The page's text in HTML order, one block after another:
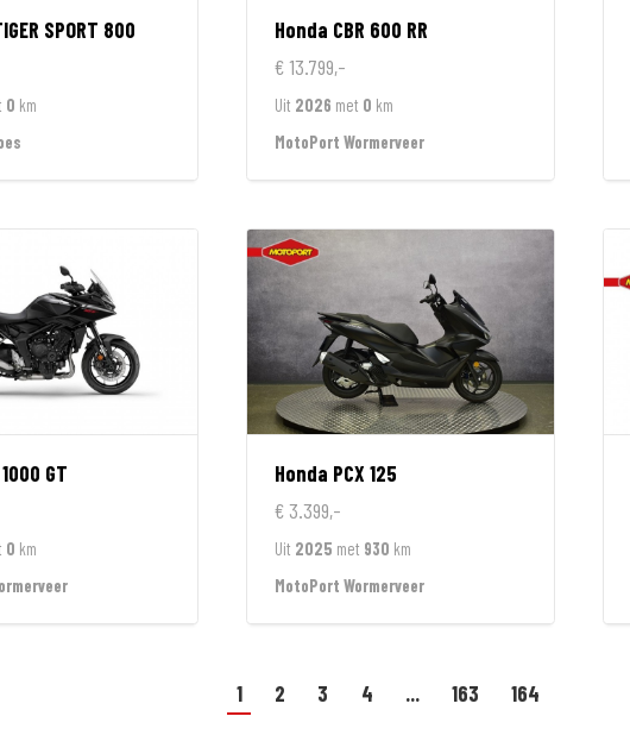
SPORT 800
0 km
Honda CBR 600 RR
€ 13.799,-
Uit 2026 met 0 km
MotoPort Wormerveer
GT
0 km
Honda PCX 125
€ 3.399,-
Uit 2025 met 930 km
MotoPort Wormerveer
1 2 3 4 ... 163 164